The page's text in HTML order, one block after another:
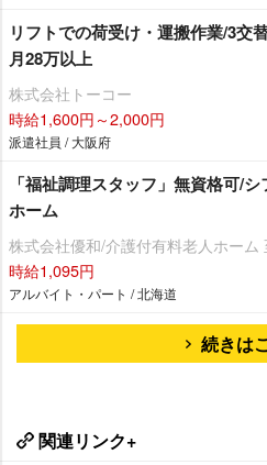
リフトでの荷受け・運搬作業/3交
月28万以上
株式会社トーコー
時給1,600円～2,000円
派遣社員 / 大阪府
「福祉調理スタッフ」無資格可/
ホーム
株式会社優和/介護付有料老人ホー
時給1,095円
アルバイト・パート / 北海道
続きは
関連リンク+